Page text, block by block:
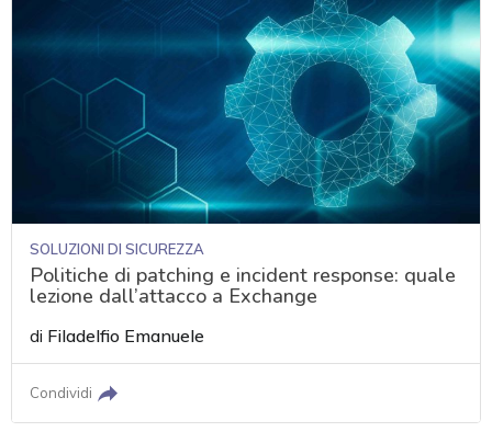
SOLUZIONI DI SICUREZZA
Politiche di patching e incident response: quale
lezione dall’attacco a Exchange
di Filadelfio Emanuele
Condividi